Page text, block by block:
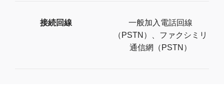
接続回線
一般加入電話回線
（PSTN）、ファクシミリ
通信網（PSTN）